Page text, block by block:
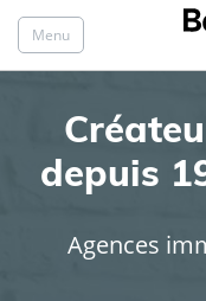
Menu
depuis
Agences